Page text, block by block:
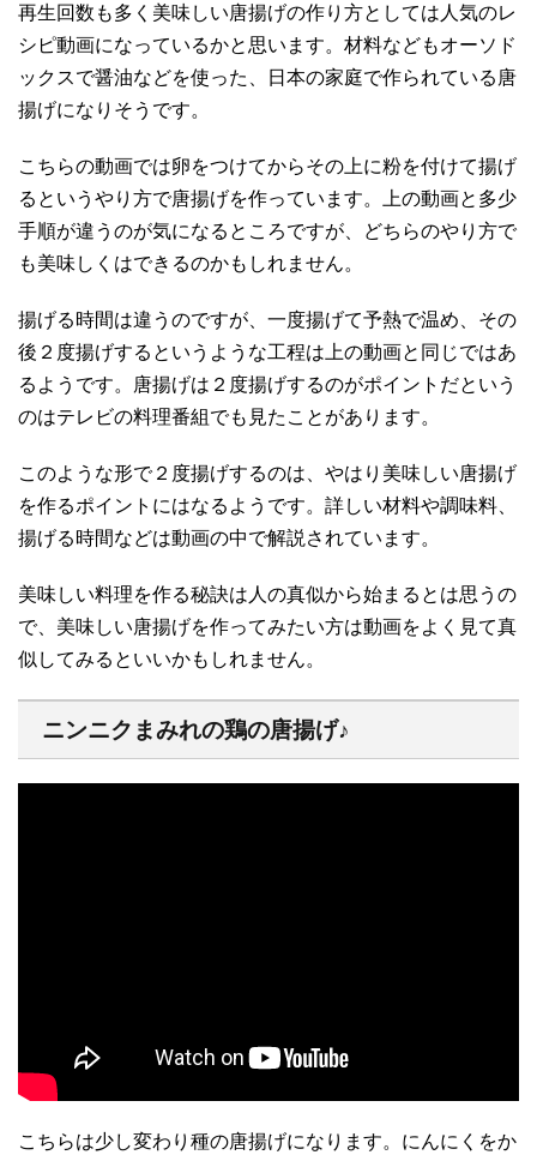
再生回数も多く美味しい唐揚げの作り方としては人気のレ
シピ動画になっているかと思います。材料などもオーソド
ックスで醤油などを使った、日本の家庭で作られている唐
揚げになりそうです。
こちらの動画では卵をつけてからその上に粉を付けて揚げ
るというやり方で唐揚げを作っています。上の動画と多少
手順が違うのが気になるところですが、どちらのやり方で
も美味しくはできるのかもしれません。
揚げる時間は違うのですが、一度揚げて予熱で温め、その
後２度揚げするというような工程は上の動画と同じではあ
るようです。唐揚げは２度揚げするのがポイントだという
のはテレビの料理番組でも見たことがあります。
このような形で２度揚げするのは、やはり美味しい唐揚げ
を作るポイントにはなるようです。詳しい材料や調味料、
揚げる時間などは動画の中で解説されています。
美味しい料理を作る秘訣は人の真似から始まるとは思うの
で、美味しい唐揚げを作ってみたい方は動画をよく見て真
似してみるといいかもしれません。
ニンニクまみれの鶏の唐揚げ♪
こちらは少し変わり種の唐揚げになります。にんにくをか